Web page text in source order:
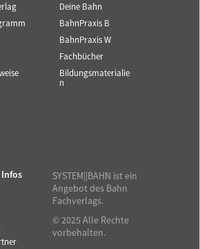
Deine Bahn
BahnPraxis B
BahnPraxis W
Fachbücher
Bildungsmaterialie
n
SYSTEM||BAHN ist ein
Angebot des Bahn
Fachverlags.
© 2025 Alle Rechte
vorbehalten.